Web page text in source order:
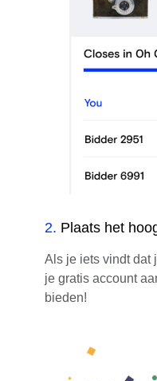
2. Plaats het
Als je iets vindt dat
je gratis account
bieden!